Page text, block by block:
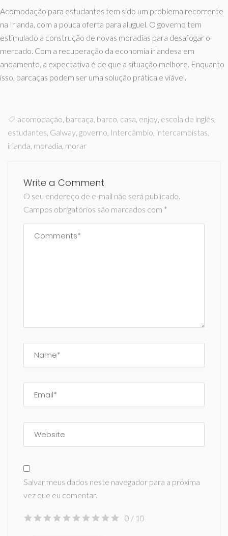
Acomodação para estudantes tem sido um problema recorrente
na Irlanda, com a pouca oferta para aluguel. O governo tem
estimulado a construção de novas moradias para desafogar o
mercado. Com a recuperação da economia irlandesa em
andamento, a expectativa é de que a situação melhore. Enquanto
isso, barcaças podem ser uma solução prática e viável.
acomodação barcaça barco casa enjoy escola de inglês
estudantes Galway governo Intercâmbio intercambistas
irlanda moradia morar
Write a Comment
O seu endereço de e-mail não será publicado.
Campos obrigatórios são marcados com *
Salvar meus dados neste navegador para a próxima
vez que eu comentar.
0 / 10